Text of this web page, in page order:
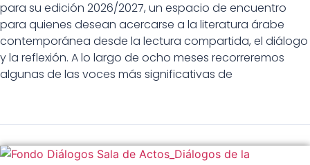
para su edición 2026/2027, un espacio de encuentro
para quienes desean acercarse a la literatura árabe
contemporánea desde la lectura compartida, el diálogo
y la reflexión. A lo largo de ocho meses recorreremos
algunas de las voces más significativas de